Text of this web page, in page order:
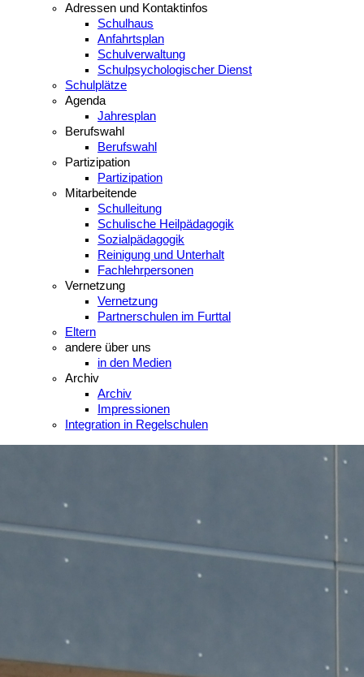
Adressen und Kontaktinfos
Schulhaus
Anfahrtsplan
Schulverwaltung
Schulpsychologischer Dienst
Schulplätze
Agenda
Jahresplan
Berufswahl
Berufswahl
Partizipation
Partizipation
Mitarbeitende
Schulleitung
Schulische Heilpädagogik
Sozialpädagogik
Reinigung und Unterhalt
Fachlehrpersonen
Vernetzung
Vernetzung
Partnerschulen im Furttal
Eltern
andere über uns
in den Medien
Archiv
Archiv
Impressionen
Integration in Regelschulen